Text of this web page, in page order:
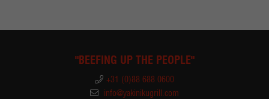
"BEEFING UP THE PEOPLE"
+31 (0)88 688 0600
info@yakinikugrill.com